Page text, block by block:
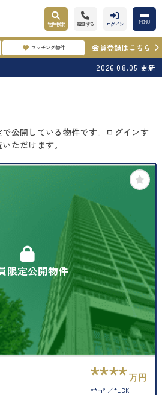
物件検索 電話する ログイン MENU
マッチング物件
会員登録はこちら
2026.08.05 更新
公開している物件です。ログインす
ただけます。
限定公開物件
**** 万円
**m² *LDK